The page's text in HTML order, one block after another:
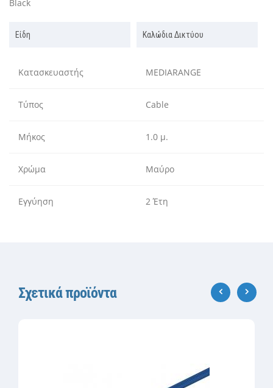
Black
Είδη Καλώδια Δικτύου
Κατασκευαστής MEDIARANGE
Τύπος Cable
Μήκος 1.0 μ.
Χρώμα Μαύρο
Εγγύηση 2 Έτη
Σχετικά προϊόντα